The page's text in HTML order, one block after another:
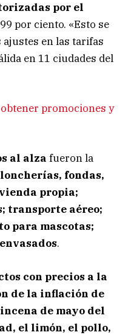
por el
por ciento. «Esto se
en las tarifas
en 11 ciudades del
promociones y
al alza fueron la
fondas,
propia;
transporte aéreo;
para mascotas;
.
con precios a la
de la inflación de
de mayo del
el limón, el pollo,